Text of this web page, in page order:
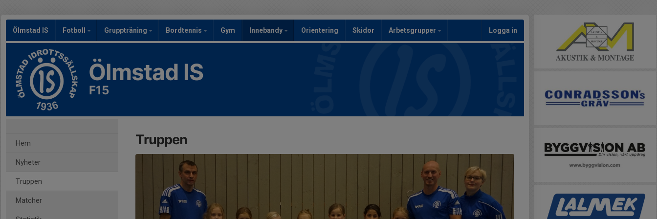
Ölmstad IS Fotboll Gruppträning Bordtennis Gym Innebandy Orientering Skidor Arbetsgrupper Logga in
Ölmstad IS
F15
Hem
Nyheter
Truppen
Matcher
Truppen